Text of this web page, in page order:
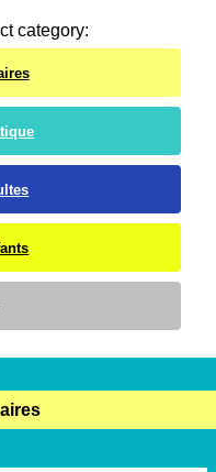
category: